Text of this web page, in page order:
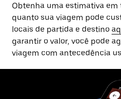
Obtenha uma estimativa em
quanto sua viagem pode
locais de partida e destino
garantir o valor, você pode
viagem com antecedência